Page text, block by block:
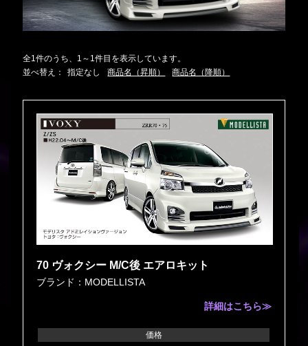
全1件のうち、1～1件目を表示しています。
並べ替え：
指定なし 商品名（昇順） 商品名（降順）
70 ヴォクシー M/C後 エアロキット
ブランド：MODELLISTA
詳細はこちら≫
価格